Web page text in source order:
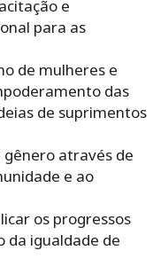
e
para as
de mulheres e
das
de suprimentos
através de
e ao
os progressos
da igualdade de